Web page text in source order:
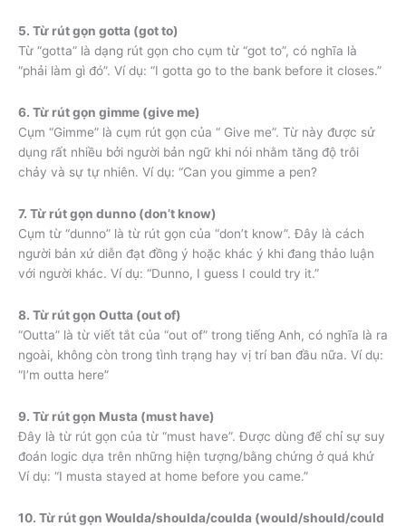
5. Từ rút gọn gotta (got to)
Từ “gotta” là dạng rút gọn cho cụm từ “got to”, có nghĩa là
“phải làm gì đó”. Ví dụ: “I gotta go to the bank before it closes.”
6. Từ rút gọn gimme (give me)
Cụm “Gimme” là cụm rút gọn của “ Give me”. Từ này được sử
dụng rất nhiều bởi người bản ngữ khi nói nhằm tăng độ trôi
chảy và sự tự nhiên. Ví dụ: “Can you gimme a pen?
7. Từ rút gọn dunno (don’t know)
Cụm từ “dunno” là từ rút gọn của “don’t know”. Đây là cách
người bản xứ diễn đạt đồng ý hoặc khác ý khi đang thảo luận
với người khác. Ví dụ: “Dunno, I guess I could try it.”
8. Từ rút gọn Outta (out of)
“Outta” là từ viết tắt của “out of” trong tiếng Anh, có nghĩa là ra
ngoài, không còn trong tình trạng hay vị trí ban đầu nữa. Ví dụ:
“I’m outta here”
9. Từ rút gọn Musta (must have)
Đây là từ rút gọn của từ “must have”. Được dùng để chỉ sự suy
đoán logic dựa trên những hiện tượng/bằng chứng ở quá khứ
Ví dụ: “I musta stayed at home before you came.”
10. Từ rút gọn Woulda/shoulda/coulda (would/should/could